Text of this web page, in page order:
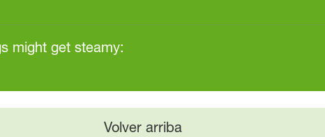
might get steamy:
Volver arriba